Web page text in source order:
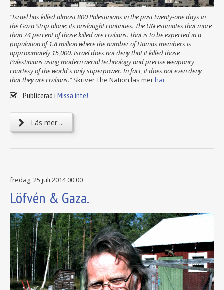
"Israel has killed almost 800 Palestinians in the past twenty-one days in
the Gaza Strip alone; its onslaught continues. The UN estimates that more
than 74 percent of those killed are civilians. That is to be expected in a
population of 1.8 million where the number of Hamas members is
approximately 15,000. Israel does not deny that it killed those
Palestinians using modern aerial technology and precise weaponry
courtesy of the world's only superpower. In fact, it does not even deny
that they are civilians." Skriver The Nation läs merhär
Publicerad i Missa inte!
Läs mer ...
fredag, 25 juli 2014 00:00
Löfvén & Gaza.